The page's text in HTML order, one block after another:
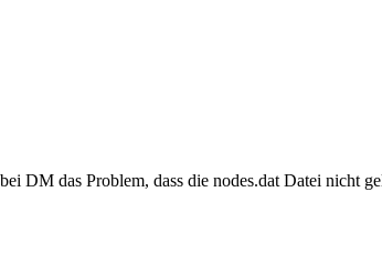
DM das Problem, dass die nodes.dat Datei nicht